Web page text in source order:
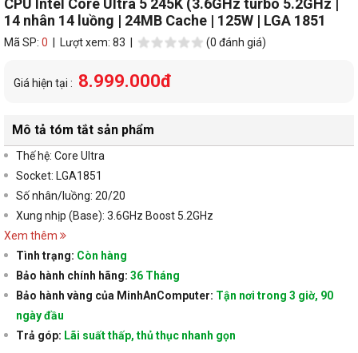
CPU Intel Core Ultra 5 245K (3.6GHz turbo 5.2GHz |
14 nhân 14 luồng | 24MB Cache | 125W | LGA 1851
Mã SP: 0 | Lượt xem: 83 | (0 đánh giá)
Giá hiện tại : 8.999.000đ
Mô tả tóm tắt sản phẩm
Thế hệ: Core Ultra
Socket: LGA1851
Số nhân/luồng: 20/20
Xung nhịp (Base): 3.6GHz Boost 5.2GHz
Xem thêm
Tình trạng: Còn hàng
Bảo hành chính hãng: 36 Tháng
Bảo hành vàng của MinhAnComputer: Tận nơi trong 3 giờ, 90
ngày đầu
Trả góp: Lãi suất thấp, thủ thục nhanh gọn